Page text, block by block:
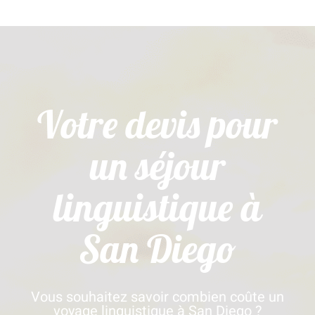
Votre devis pour
un séjour
linguistique à
San Diego
Vous souhaitez savoir combien coûte un
voyage linguistique à San Diego ?